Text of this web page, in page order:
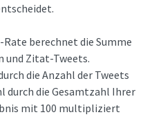
berechnet die Summe
und Zitat-Tweets.
die Anzahl der Tweets
durch die Gesamtzahl Ihrer
mit 100 multipliziert